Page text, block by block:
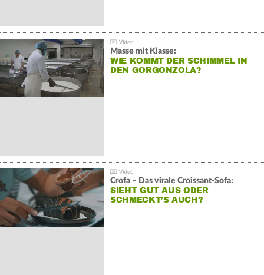
Masse mit Klasse:
WIE KOMMT DER SCHIMMEL IN
DEN GORGONZOLA?
Crofa – Das virale Croissant-Sofa:
SIEHT GUT AUS ODER
SCHMECKT’S AUCH?